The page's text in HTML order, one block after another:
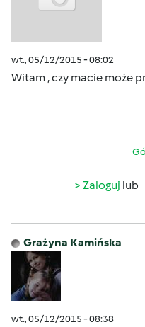
wt., 05/12/2015 - 08:02
Witam , czy macie może
Zaloguj lub
Grażyna Kamińska
wt., 05/12/2015 - 08:38